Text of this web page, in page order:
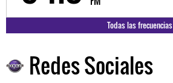
Todas las frecuencias
Redes Sociales